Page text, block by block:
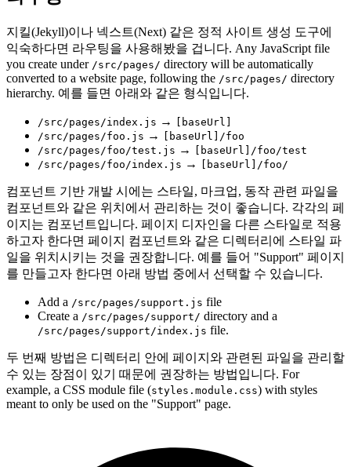
지킬(Jekyll)이나 넥스트(Next) 같은 정적 사이트 생성 도구에
익숙하다면 라우팅을 사용해봤을 겁니다. Any JavaScript file
you create under /src/pages/ directory will be automatically
converted to a website page, following the /src/pages/ directory
hierarchy. 예를 들면 아래와 같은 형식입니다.
/src/pages/index.js →
[baseUrl]
/src/pages/foo.js →
[baseUrl]/foo
/src/pages/foo/test.js →
[baseUrl]/foo/test
/src/pages/foo/index.js → [baseUrl]/foo/
컴포넌트 기반 개발 시에는 스타일, 마크업, 동작 관련 파일을
컴포넌트와 같은 위치에서 관리하는 것이 좋습니다. 각각의 페
이지는 컴포넌트입니다. 페이지 디자인을 다른 스타일로 적용
하고자 한다면 페이지 컴포넌트와 같은 디렉터리에 스타일 파
일을 위치시키는 것을 권장합니다. 예를 들어 "Support" 페이지
를 만들고자 한다면 아래 방법 중에서 선택할 수 있습니다.
Add a /src/pages/support.js file
Create a /src/pages/support/ directory and a
/src/pages/support/index.js file.
두 번째 방법은 디렉터리 안에 페이지와 관련된 파일을 관리할
수 있는 장점이 있기 때문에 권장하는 방법입니다. For
example, a CSS module file (styles.module.css) with styles
meant to only be used on the "Support" page.